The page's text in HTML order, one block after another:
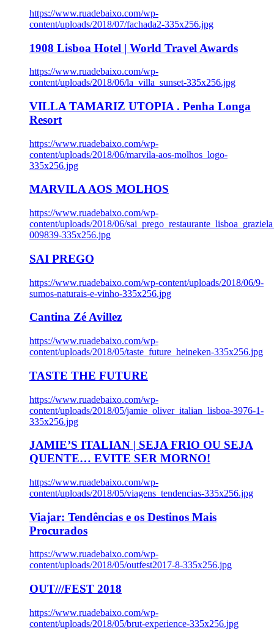
https://www.ruadebaixo.com/wp-
content/uploads/2018/07/fachada2-335x256.jpg
1908 Lisboa Hotel | World Travel Awards
https://www.ruadebaixo.com/wp-
content/uploads/2018/06/la_villa_sunset-335x256.jpg
VILLA TAMARIZ UTOPIA . Penha Longa
Resort
https://www.ruadebaixo.com/wp-
content/uploads/2018/06/marvila-aos-molhos_logo-
335x256.jpg
MARVILA AOS MOLHOS
https://www.ruadebaixo.com/wp-
content/uploads/2018/06/
009839-335x256.jpg
SAI PREGO
https://www.ruadebaixo.com/wp-content/uploads/2018/06/9-
sumos-naturais-e-vinho-335x256.jpg
Cantina Zé Avillez
https://www.ruadebaixo.com/wp-
content/uploads/2018/05/taste_future_heineken-335x256.jpg
TASTE THE FUTURE
https://www.ruadebaixo.com/wp-
content/uploads/2018/05/jamie_oliver_italian_lisboa-3976-1-
335x256.jpg
JAMIE’S ITALIAN | SEJA FRIO OU SEJA
QUENTE… EVITE SER MORNO!
https://www.ruadebaixo.com/wp-
content/uploads/2018/05/viagens_tendencias-335x256.jpg
Viajar: Tendências e os Destinos Mais
Procurados
https://www.ruadebaixo.com/wp-
content/uploads/2018/05/outfest2017-8-335x256.jpg
OUT///FEST 2018
https://www.ruadebaixo.com/wp-
content/uploads/2018/05/brut-experience-335x256.jpg